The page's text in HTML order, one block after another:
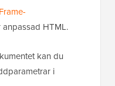
HTML.
kan du
i